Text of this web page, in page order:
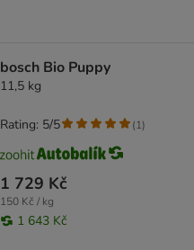
bosch Bio Puppy
11,5 kg
1 729 Kč
150 Kč / kg
1 643 Kč
Rating: 5/5 (1)